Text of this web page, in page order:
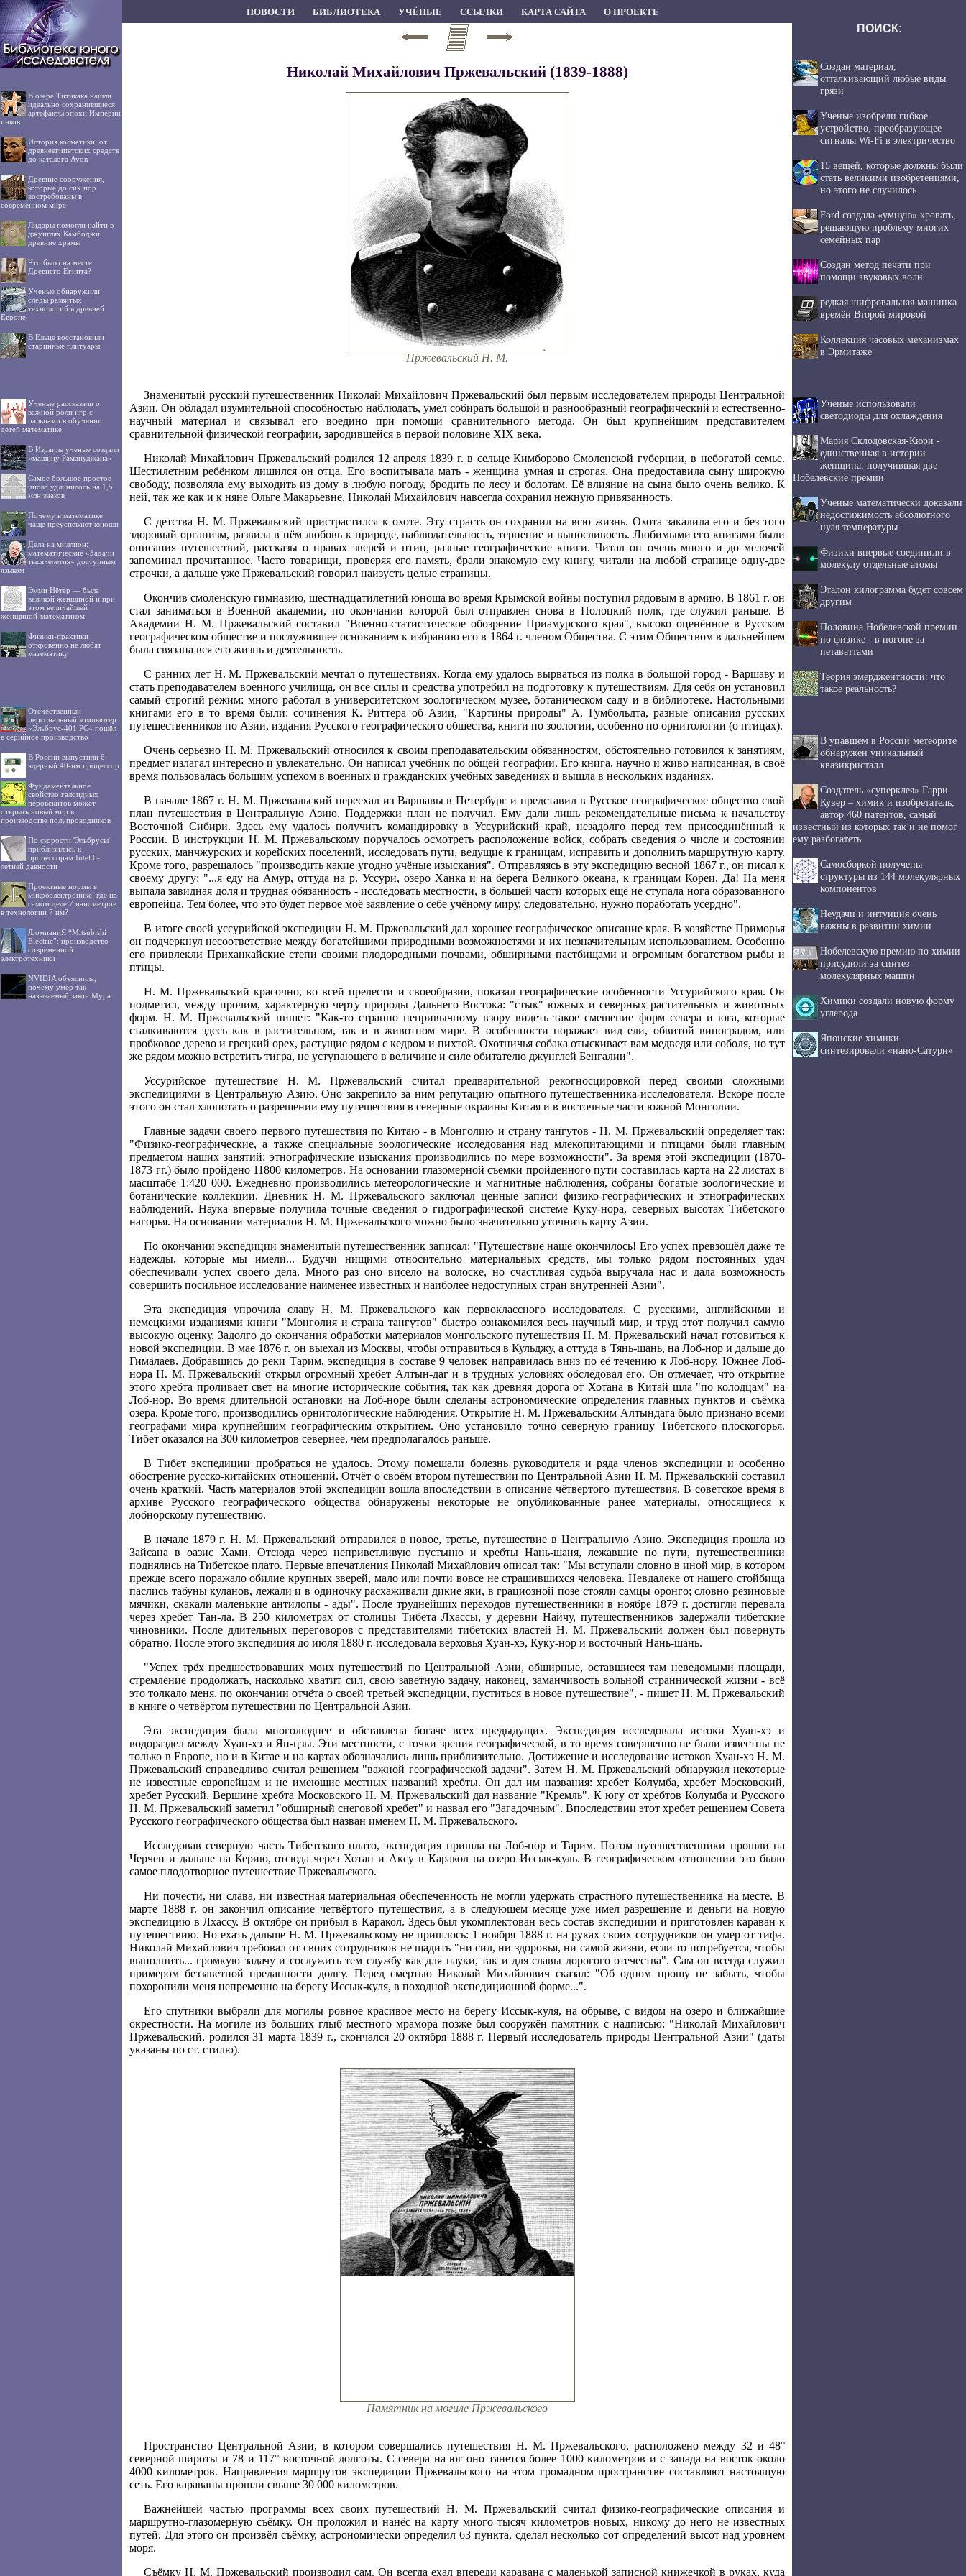
НОВОСТИ БИБЛИОТЕКА УЧЁНЫЕ ССЫЛКИ КАРТА САЙТА О ПРОЕКТЕ
В озере Титикака нашли
идеально сохранившиеся
артефакты эпохи Империи
инков
История косметики: от
древнеегипетских средств
до каталога Avon
Древние сооружения,
которые до сих пор
востребованы в
современном мире
Лидары помогли найти в
джунглях Камбоджи
древние храмы
Что было на месте
Древнего Египта?
Ученые обнаружили
следы развитых
технологий в древней
Европе
В Ельце восстановили
старинные плитуары
Ученые рассказали о
важной роли игр с
пальцами в обучении
детей математике
В Израиле ученые создали
«машину Рамануджана»
Самое большое простое
число удлинилось на 1,5
млн знаков
Почему в математике
чаще преуспевают юноши
Дела на миллион:
математические «Задачи
тысячелетия» доступным
языком
Эмми Нётер — была
великой женщиной и при
этом величайшей
женщиной-математиком
Физики-практики
откровенно не любят
математику
Отечественный
персональный компьютер
«Эльбрус-401 РС» пошёл
в серийное производство
В России выпустили 6-
ядерный 40-нм процессор
Фундаментальное
свойство галоидных
перовскитов может
открыть новый мир в
производстве полупроводников
По скорости 'Эльбрусы'
приблизились к
процессорам Intel 6-
летней давности
Проектные нормы в
микроэлектронике: где на
самом деле 7 нанометров
в технологии 7 нм?
ЉомпаниЯ “Mitsubishi
Electric”: производство
современной
электротехники
NVIDIA объяснила,
почему умер так
называемый закон Мура
Николай Михайлович Пржевальский (1839-1888)
Пржевальский Н. М.
Знаменитый русский путешественник Николай Михайлович Пржевальский был первым исследователем природы Центральной
Азии. Он обладал изумительной способностью наблюдать, умел собирать большой и разнообразный географический и естественно-
научный материал и связывал его воедино при помощи сравнительного метода. Он был крупнейшим представителем
сравнительной физической географии, зародившейся в первой половине XIX века.
Николай Михайлович Пржевальский родился 12 апреля 1839 г. в сельце Кимборово Смоленской губернии, в небогатой семье.
Шестилетним ребёнком лишился он отца. Его воспитывала мать - женщина умная и строгая. Она предоставила сыну широкую
свободу, позволяла ему выходить из дому в любую погоду, бродить по лесу и болотам. Её влияние на сына было очень велико. К
ней, так же как и к няне Ольге Макарьевне, Николай Михайлович навсегда сохранил нежную привязанность.
С детства Н. М. Пржевальский пристрастился к охоте. Эту страсть он сохранил на всю жизнь. Охота закалила его и без того
здоровый организм, развила в нём любовь к природе, наблюдательность, терпение и выносливость. Любимыми его книгами были
описания путешествий, рассказы о нравах зверей и птиц, разные географические книги. Читал он очень много и до мелочей
запоминал прочитанное. Часто товарищи, проверяя его память, брали знакомую ему книгу, читали на любой странице одну-две
строчки, а дальше уже Пржевальский говорил наизусть целые страницы.
Окончив смоленскую гимназию, шестнадцатилетний юноша во время Крымской войны поступил рядовым в армию. В 1861 г. он
стал заниматься в Военной академии, по окончании которой был отправлен снова в Полоцкий полк, где служил раньше. В
Академии Н. М. Пржевальский составил "Военно-статистическое обозрение Приамурского края", высоко оценённое в Русском
географическом обществе и послужившее основанием к избранию его в 1864 г. членом Общества. С этим Обществом в дальнейшем
была связана вся его жизнь и деятельность.
С ранних лет Н. М. Пржевальский мечтал о путешествиях. Когда ему удалось вырваться из полка в большой город - Варшаву и
стать преподавателем военного училища, он все силы и средства употребил на подготовку к путешествиям. Для себя он установил
самый строгий режим: много работал в университетском зоологическом музее, ботаническом саду и в библиотеке. Настольными
книгами его в то время были: сочинения К. Риттера об Азии, "Картины природы" А. Гумбольдта, разные описания русских
путешественников по Азии, издания Русского географического общества, книги по зоологии, особенно по орнитологии (о птицах).
Очень серьёзно Н. М. Пржевальский относился к своим преподавательским обязанностям, обстоятельно готовился к занятиям,
предмет излагал интересно и увлекательно. Он написал учебник по общей географии. Его книга, научно и живо написанная, в своё
время пользовалась большим успехом в военных и гражданских учебных заведениях и вышла в нескольких изданиях.
В начале 1867 г. Н. М. Пржевальский переехал из Варшавы в Петербург и представил в Русское географическое общество свой
план путешествия в Центральную Азию. Поддержки план не получил. Ему дали лишь рекомендательные письма к начальству
Восточной Сибири. Здесь ему удалось получить командировку в Уссурийский край, незадолго перед тем присоединённый к
России. В инструкции Н. М. Пржевальскому поручалось осмотреть расположение войск, собрать сведения о числе и состоянии
русских, манчжурских и корейских поселений, исследовать пути, ведущие к границам, исправить и дополнить маршрутную карту.
Кроме того, разрешалось "производить какие угодно учёные изыскания". Отправляясь в эту экспедицию весной 1867 г., он писал к
своему другу: "...я еду на Амур, оттуда на р. Уссури, озеро Ханка и на берега Великого океана, к границам Кореи. Да! На меня
выпала завидная доля и трудная обязанность - исследовать местности, в большей части которых ещё не ступала нога образованного
европейца. Тем более, что это будет первое моё заявление о себе учёному миру, следовательно, нужно поработать усердно".
В итоге своей уссурийской экспедиции Н. М. Пржевальский дал хорошее географическое описание края. В хозяйстве Приморья
он подчеркнул несоответствие между богатейшими природными возможностями и их незначительным использованием. Особенно
его привлекли Приханкайские степи своими плодородными почвами, обширными пастбищами и огромным богатством рыбы и
птицы.
Н. М. Пржевальский красочно, во всей прелести и своеобразии, показал географические особенности Уссурийского края. Он
подметил, между прочим, характерную черту природы Дальнего Востока: "стык" южных и северных растительных и животных
форм. Н. М. Пржевальский пишет: "Как-то странно непривычному взору видеть такое смешение форм севера и юга, которые
сталкиваются здесь как в растительном, так и в животном мире. В особенности поражает вид ели, обвитой виноградом, или
пробковое дерево и грецкий орех, растущие рядом с кедром и пихтой. Охотничья собака отыскивает вам медведя или соболя, но тут
же рядом можно встретить тигра, не уступающего в величине и силе обитателю джунглей Бенгалии".
Уссурийское путешествие Н. М. Пржевальский считал предварительной рекогносцировкой перед своими сложными
экспедициями в Центральную Азию. Оно закрепило за ним репутацию опытного путешественника-исследователя. Вскоре после
этого он стал хлопотать о разрешении ему путешествия в северные окраины Китая и в восточные части южной Монголии.
Главные задачи своего первого путешествия по Китаю - в Монголию и страну тангутов - Н. М. Пржевальский определяет так:
"Физико-географические, а также специальные зоологические исследования над млекопитающими и птицами были главным
предметом наших занятий; этнографические изыскания производились по мере возможности". За время этой экспедиции (1870-
1873 гг.) было пройдено 11800 километров. На основании глазомерной съёмки пройденного пути составилась карта на 22 листах в
масштабе 1:420 000. Ежедневно производились метеорологические и магнитные наблюдения, собраны богатые зоологические и
ботанические коллекции. Дневник Н. М. Пржевальского заключал ценные записи физико-географических и этнографических
наблюдений. Наука впервые получила точные сведения о гидрографической системе Куку-нора, северных высотах Тибетского
нагорья. На основании материалов Н. М. Пржевальского можно было значительно уточнить карту Азии.
По окончании экспедиции знаменитый путешественник записал: "Путешествие наше окончилось! Его успех превзошёл даже те
надежды, которые мы имели... Будучи нищими относительно материальных средств, мы только рядом постоянных удач
обеспечивали успех своего дела. Много раз оно висело на волоске, но счастливая судьба выручала нас и дала возможность
совершить посильное исследование наименее известных и наиболее недоступных стран внутренней Азии".
Эта экспедиция упрочила славу Н. М. Пржевальского как первоклассного исследователя. С русскими, английскими и
немецкими изданиями книги "Монголия и страна тангутов" быстро ознакомился весь научный мир, и труд этот получил самую
высокую оценку. Задолго до окончания обработки материалов монгольского путешествия Н. М. Пржевальский начал готовиться к
новой экспедиции. В мае 1876 г. он выехал из Москвы, чтобы отправиться в Кульджу, а оттуда в Тянь-шань, на Лоб-нор и дальше до
Гималаев. Добравшись до реки Тарим, экспедиция в составе 9 человек направилась вниз по её течению к Лоб-нору. Южнее Лоб-
нора Н. М. Пржевальский открыл огромный хребет Алтын-даг и в трудных условиях обследовал его. Он отмечает, что открытие
этого хребта проливает свет на многие исторические события, так как древняя дорога от Хотана в Китай шла "по колодцам" на
Лоб-нор. Во время длительной остановки на Лоб-норе были сделаны астрономические определения главных пунктов и съёмка
озера. Кроме того, производились орнитологические наблюдения. Открытие Н. М. Пржевальским Алтындага было признано всеми
географами мира крупнейшим географическим открытием. Оно установило точно северную границу Тибетского плоскогорья.
Тибет оказался на 300 километров севернее, чем предполагалось раньше.
В Тибет экспедиции пробраться не удалось. Этому помешали болезнь руководителя и ряда членов экспедиции и особенно
обострение русско-китайских отношений. Отчёт о своём втором путешествии по Центральной Азии Н. М. Пржевальский составил
очень краткий. Часть материалов этой экспедиции вошла впоследствии в описание чётвертого путешествия. В советское время в
архиве Русского географического общества обнаружены некоторые не опубликованные ранее материалы, относящиеся к
лобнорскому путешествию.
В начале 1879 г. Н. М. Пржевальский отправился в новое, третье, путешествие в Центральную Азию. Экспедиция прошла из
Зайсана в оазис Хами. Отсюда через неприветливую пустыню и хребты Нань-шаня, лежавшие по пути, путешественники
поднялись на Тибетское плато. Первые впечатления Николай Михайлович описал так: "Мы вступали словно в иной мир, в котором
прежде всего поражало обилие крупных зверей, мало или почти вовсе не страшившихся человека. Невдалеке от нашего стойбища
паслись табуны куланов, лежали и в одиночку расхаживали дикие яки, в грациозной позе стояли самцы оронго; словно резиновые
мячики, скакали маленькие антилопы - ады". После труднейших переходов путешественники в ноябре 1879 г. достигли перевала
через хребет Тан-ла. В 250 километрах от столицы Тибета Лхассы, у деревни Найчу, путешественников задержали тибетские
чиновники. После длительных переговоров с представителями тибетских властей Н. М. Пржевальский должен был повернуть
обратно. После этого экспедиция до июля 1880 г. исследовала верховья Хуан-хэ, Куку-нор и восточный Нань-шань.
"Успех трёх предшествовавших моих путешествий по Центральной Азии, обширные, оставшиеся там неведомыми площади,
стремление продолжать, насколько хватит сил, свою заветную задачу, наконец, заманчивость вольной страннической жизни - всё
это толкало меня, по окончании отчёта о своей третьей экспедиции, пуститься в новое путешествие", - пишет Н. М. Пржевальский
в книге о четвёртом путешествии по Центральной Азии.
Эта экспедиция была многолюднее и обставлена богаче всех предыдущих. Экспедиция исследовала истоки Хуан-хэ и
водораздел между Хуан-хэ и Ян-цзы. Эти местности, с точки зрения географической, в то время совершенно не были известны не
только в Европе, но и в Китае и на картах обозначались лишь приблизительно. Достижение и исследование истоков Хуан-хэ Н. М.
Пржевальский справедливо считал решением "важной географической задачи". Затем Н. М. Пржевальский обнаружил некоторые
не известные европейцам и не имеющие местных названий хребты. Он дал им названия: хребет Колумба, хребет Московский,
хребет Русский. Вершине хребта Московского Н. М. Пржевальский дал название "Кремль". К югу от хребтов Колумба и Русского
Н. М. Пржевальский заметил "обширный снеговой хребет" и назвал его "Загадочным". Впоследствии этот хребет решением Совета
Русского географического общества был назван именем Н. М. Пржевальского.
Исследовав северную часть Тибетского плато, экспедиция пришла на Лоб-нор и Тарим. Потом путешественники прошли на
Черчен и дальше на Керию, отсюда через Хотан и Аксу в Каракол на озеро Иссык-куль. В географическом отношении это было
самое плодотворное путешествие Пржевальского.
Ни почести, ни слава, ни известная материальная обеспеченность не могли удержать страстного путешественника на месте. В
марте 1888 г. он закончил описание четвёртого путешествия, а в следующем месяце уже имел разрешение и деньги на новую
экспедицию в Лхассу. В октябре он прибыл в Каракол. Здесь был укомплектован весь состав экспедиции и приготовлен караван к
путешествию. Но ехать дальше Н. М. Пржевальскому не пришлось: 1 ноября 1888 г. на руках своих сотрудников он умер от тифа.
Николай Михайлович требовал от своих сотрудников не щадить "ни сил, ни здоровья, ни самой жизни, если то потребуется, чтобы
выполнить... громкую задачу и сослужить тем службу как для науки, так и для славы дорогого отечества". Сам он всегда служил
примером беззаветной преданности долгу. Перед смертью Николай Михайлович сказал: "Об одном прошу не забыть, чтобы
похоронили меня непременно на берегу Иссык-куля, в походной экспедиционной форме...".
Его спутники выбрали для могилы ровное красивое место на берегу Иссык-куля, на обрыве, с видом на озеро и ближайшие
окрестности. На могиле из больших глыб местного мрамора позже был сооружён памятник с надписью: "Николай Михайлович
Пржевальский, родился 31 марта 1839 г., скончался 20 октября 1888 г. Первый исследователь природы Центральной Азии" (даты
указаны по ст. стилю).
Памятник на могиле Пржевальского
Пространство Центральной Азии, в котором совершались путешествия Н. М. Пржевальского, расположено между 32 и 48°
северной широты и 78 и 117° восточной долготы. С севера на юг оно тянется более 1000 километров и с запада на восток около
4000 километров. Направления маршрутов экспедиции Пржевальского на этом громадном пространстве составляют настоящую
сеть. Его караваны прошли свыше 30 000 километров.
Важнейшей частью программы всех своих путешествий Н. М. Пржевальский считал физико-географические описания и
маршрутно-глазомерную съёмку. Он проложил и нанёс на карту много тысяч километров новых, никому до него не известных
путей. Для этого он произвёл съёмку, астрономически определил 63 пункта, сделал несколько сот определений высот над уровнем
моря.
Съёмку Н. М. Пржевальский производил сам. Он всегда ехал впереди каравана с маленькой записной книжечкой в руках, куда
ПОИСК:
Создан материал,
отталкивающий любые виды
грязи
Ученые изобрели гибкое
устройство, преобразующее
сигналы Wi-Fi в электричество
15 вещей, которые должны были
стать великими изобретениями,
но этого не случилось
Ford создала «умную» кровать,
решающую проблему многих
семейных пар
Создан метод печати при
помощи звуковых волн
редкая шифровальная машинка
времён Второй мировой
Коллекция часовых механизмах
в Эрмитаже
Ученые использовали
светодиоды для охлаждения
Мария Склодовская-Кюри -
единственная в истории
женщина, получившая две
Нобелевские премии
Ученые математически доказали
недостижимость абсолютного
нуля температуры
Физики впервые соединили в
молекулу отдельные атомы
Эталон килограмма будет совсем
другим
Половина Нобелевской премии
по физике - в погоне за
петаваттами
Теория эмерджентности: что
такое реальность?
В упавшем в России метеорите
обнаружен уникальный
квазикристалл
Создатель «суперклея» Гарри
Кувер – химик и изобретатель,
автор 460 патентов, самый
известный из которых так и не помог
ему разбогатеть
Самосборкой получены
структуры из 144 молекулярных
компонентов
Неудачи и интуиция очень
важны в развитии химии
Нобелевскую премию по химии
присудили за синтез
молекулярных машин
Химики создали новую форму
углерода
Японские химики
синтезировали «нано-Сатурн»